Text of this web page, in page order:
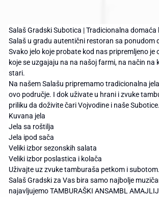
Salaš Gradski Subotica | Tradicionalna domaća
Salaš u gradu autentični restoran sa ponudom
Svako jelo koje probate kod nas pripremljeno je
koje se uzgajaju na na našoj farmi, na način na
stari.
Na našem Salašu pripremamo tradicionalna
ovo područje. I dok uživate u hrani i zvuke
priliku da doživite čari Vojvodine i naše Subotice.
Kuvana jela
Jela sa roštilja
Jela ipod sača
Veliki izbor sezonskih salata
Veliki izbor poslastica i kolača
Uživajte uz zvuke tamburaša petkom i subotom.
Salaš Gradski za Vas bira samo najbolje
najavljujemo TAMBURAŠKI ANSAMBL